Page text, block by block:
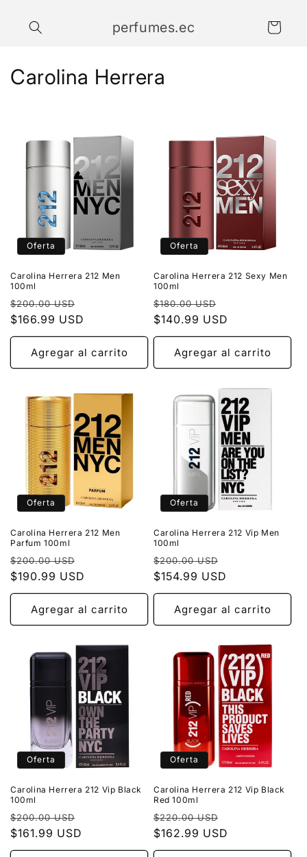
al contenido
perfumes.ec Carrito
C
ó
n
:
Carolina Herrera
Oferta
Carolina Herrera 212 Men
100ml
Precio
habitual
$200.00 USD
de
oferta
$166.99 USD
Agregar al carrito
Oferta
Carolina Herrera 212 Sexy Men
100ml
Precio
habitual
$180.00 USD
de
oferta
$140.99 USD
Agregar al carrito
Oferta
Carolina Herrera 212 Men
Parfum 100ml
Precio
habitual
$200.00 USD
de
oferta
$190.99 USD
Agregar al carrito
Oferta
Carolina Herrera 212 Vip Men
100ml
Precio
habitual
$200.00 USD
de
oferta
$154.99 USD
Agregar al carrito
Oferta
Carolina Herrera 212 Vip Black
100ml
Precio
habitual
$200.00 USD
oferta
$161.99 USD
Oferta
Carolina Herrera 212 Vip Black
Red 100ml
Precio
habitual
$220.00 USD
de
oferta
$162.99 USD